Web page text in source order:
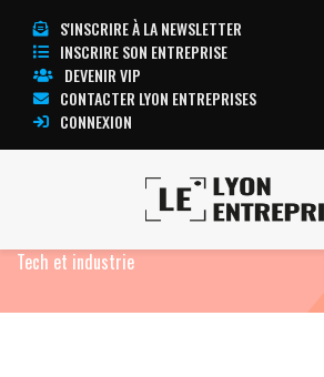
S'INSCRIRE À LA NEWSLETTER
INSCRIRE SON ENTREPRISE
DEVENIR VIP
CONTACTER LYON ENTREPRISES
CONNEXION
Global Industrie lance «
Tech et industrie